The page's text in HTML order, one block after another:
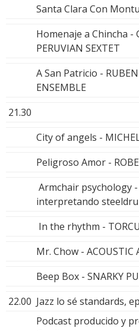
Santa Clara Con
Homenaje a Chincha -
PERUVIAN SEXTET
A San Patricio -
ENSEMBLE
21.30
City of angels -
Peligroso Amor -
Armchair psychology -
interpretando
In the rhythm -
Mr. Chow - ACOUSTIC
Beep Box - SNARKY
22.00 Jazz lo sé standards,
Podcast producido y